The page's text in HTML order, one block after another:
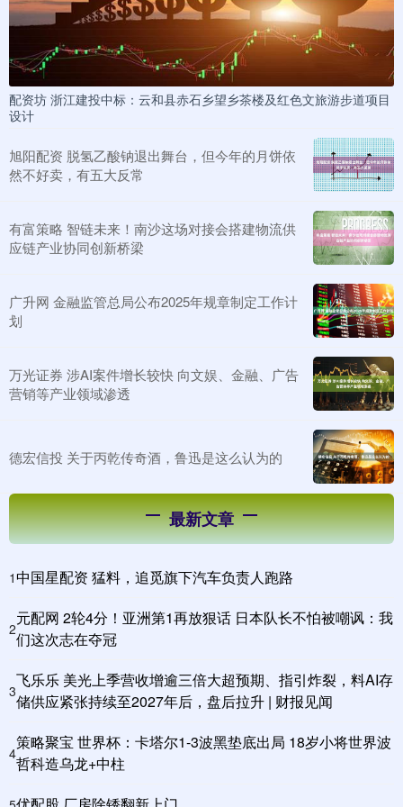
配资坊 浙江建投中标：云和县赤石乡望乡茶楼及红色文旅游步道项目
设计
旭阳配资 脱氢乙酸钠退出舞台，但今年的月饼依
然不好卖，有五大反常
有富策略 智链未来！南沙这场对接会搭建物流供
应链产业协同创新桥梁
广升网 金融监管总局公布2025年规章制定工作计
划
万光证券 涉AI案件增长较快 向文娱、金融、广告
营销等产业领域渗透
德宏信投 关于丙乾传奇酒，鲁迅是这么认为的
最新文章
1中国星配资 猛料，追觅旗下汽车负责人跑路
2
元配网 2轮4分！亚洲第1再放狠话 日本队长不怕被嘲讽：我
们这次志在夺冠
3
飞乐乐 美光上季营收增逾三倍大超预期、指引炸裂，料AI存
储供应紧张持续至2027年后，盘后拉升 | 财报见闻
4
策略聚宝 世界杯：卡塔尔1-3波黑垫底出局 18岁小将世界波
哲科造乌龙+中柱